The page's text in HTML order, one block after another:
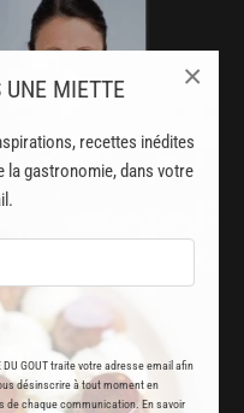
UNE MIETTE
recettes inédites
la gastronomie, dans votre
GOUT traite votre adresse email afin
désinscrire à tout moment en
de chaque communication. En savoir
×
ACCESSIBLE !